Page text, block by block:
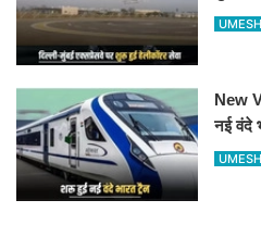
New
नई वंदे
का